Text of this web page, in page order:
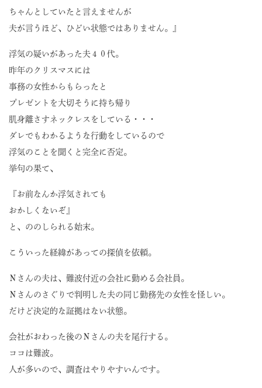
ちゃんとしていたと言えませんが
夫が言うほど、ひどい状態ではありません。』
浮気の疑いがあった夫４０代。
昨年のクリスマスには
事務の女性からもらったと
プレゼントを大切そうに持ち帰り
肌身離さすネックレスをしている・・・
ダレでもわかるような行動をしているので
浮気のことを聞くと完全に否定。
挙句の果て、
『お前なんか浮気されても
おかしくないぞ』
と、ののしられる始末。
こういった経緯があっての探偵を依頼。
Ｎさんの夫は、難波付近の会社に勤める会社員。
Ｎさんのさぐりで判明した夫の同じ勤務先の女性を怪しい。
だけど決定的な証拠はない状態。
会社がおわった後のＮさんの夫を尾行する。
ココは難波。
人が多いので、調査はやりやすいんです。